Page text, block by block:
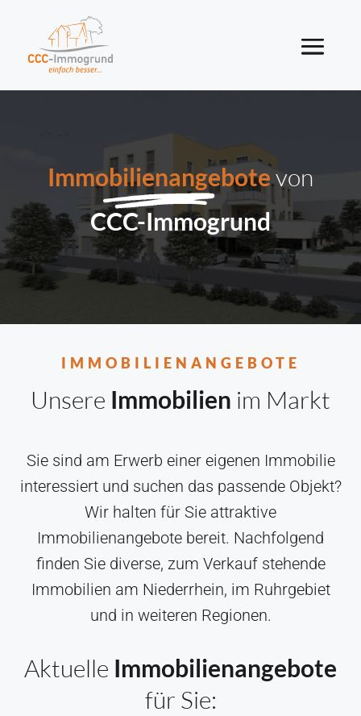
Immobilienangebotevon
CCC-Immogrund
IMMOBILIENANGEBOTE
Unsere Immobilien im Markt
Sie sind am Erwerb einer eigenen Immobilie
interessiert und suchen das passende Objekt?
Wir halten für Sie attraktive
Immobilienangebote bereit. Nachfolgend
finden Sie diverse, zum Verkauf stehende
Immobilien am Niederrhein, im Ruhrgebiet
und in weiteren Regionen.
Aktuelle Immobilienangebote
für Sie: